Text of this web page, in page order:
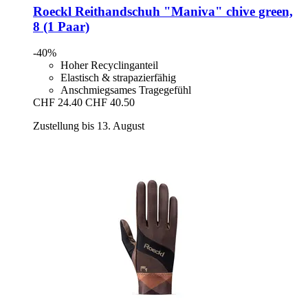
Roeckl Reithandschuh "Maniva" chive green,
8 (1 Paar)
-40%
Hoher Recyclinganteil
Elastisch & strapazierfähig
Anschmiegsames Tragegefühl
CHF 24.40 CHF 40.50
Zustellung bis 13. August